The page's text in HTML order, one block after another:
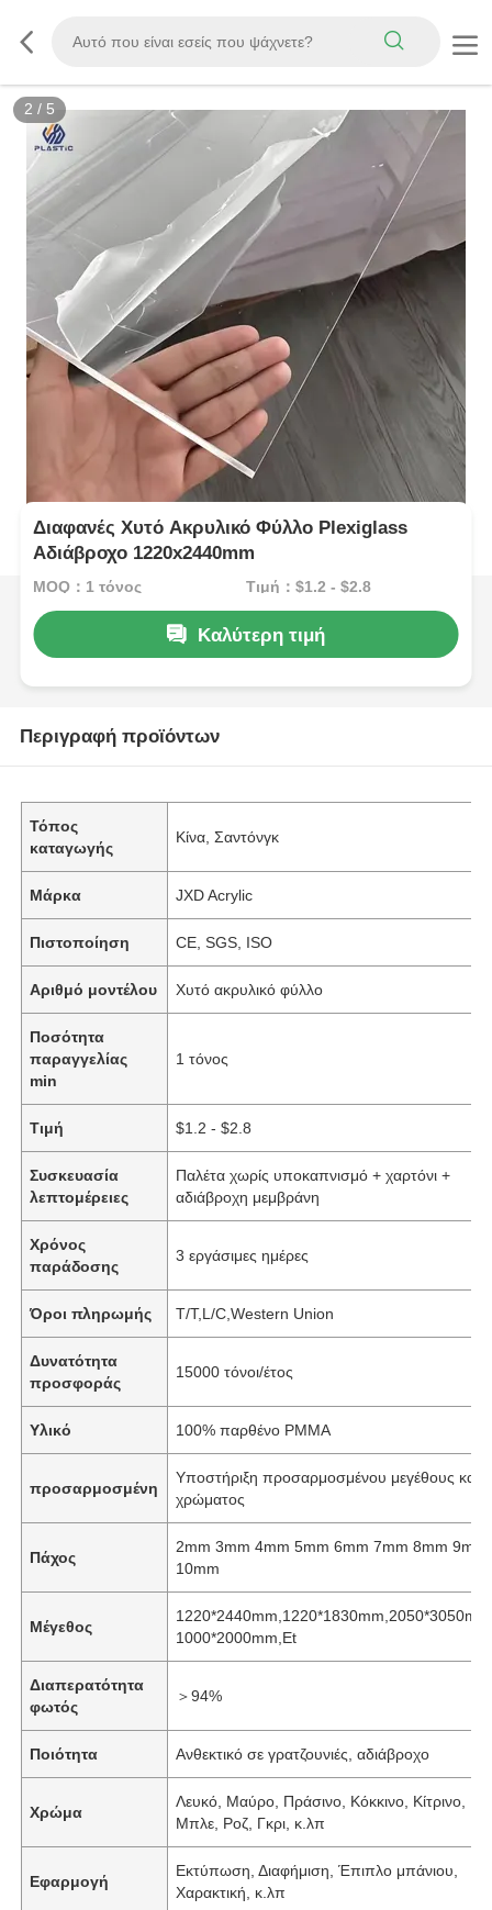
3 / 5
Διαφανές Χυτό Ακρυλικό Φύλλο Plexiglass
Αδιάβροχο 1220x2440mm
MOQ：1 τόνος Τιμή：$1.2 - $2.8
Καλύτερη τιμή
Περιγραφή προϊόντων
Τόπος
καταγωγής
Κίνα, Σαντόνγκ
Μάρκα JXD Acrylic
Πιστοποίηση CE, SGS, ISO
Αριθμό μοντέλου Χυτό ακρυλικό φύλλο
Ποσότητα
παραγγελίας
min
1 τόνος
Τιμή $1.2 - $2.8
Συσκευασία
λεπτομέρειες
Παλέτα χωρίς υποκαπνισμό + χαρτόνι +
αδιάβροχη μεμβράνη
Χρόνος
παράδοσης
3 εργάσιμες ημέρες
Όροι πληρωμής T/T,L/C,Western Union
Δυνατότητα
προσφοράς
15000 τόνοι/έτος
Υλικό 100% παρθένο PMMA
προσαρμοσμένη
Υποστήριξη προσαρμοσμένου μεγέθους και
χρώματος
Πάχος
2mm 3mm 4mm 5mm 6mm 7mm 8mm 9mm
10mm
Μέγεθος
1000*2000mm,Et
Διαπερατότητα
φωτός
＞94%
Ποιότητα Ανθεκτικό σε γρατζουνιές, αδιάβροχο
Χρώμα
Λευκό, Μαύρο, Πράσινο, Κόκκινο, Κίτρινο,
Μπλε, Ροζ, Γκρι, κ.λπ
Εφαρμογή
Εκτύπωση, Διαφήμιση, Έπιπλο μπάνιου,
Χαρακτική, κ.λπ